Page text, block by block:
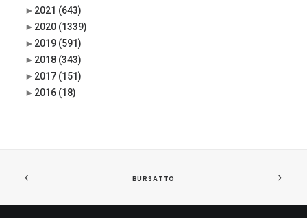
► 2021 (643)
► 2020 (1339)
► 2019 (591)
► 2018 (343)
► 2017 (151)
► 2016 (18)
BURSATTO